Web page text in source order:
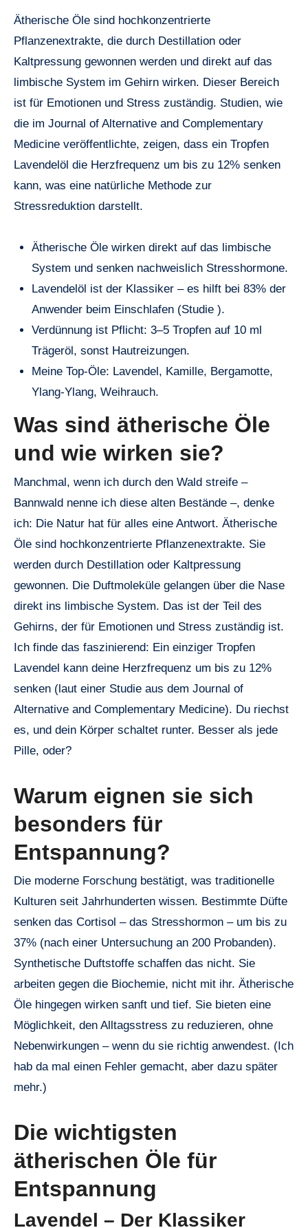
Ätherische Öle sind hochkonzentrierte
Pflanzenextrakte, die durch Destillation oder
Kaltpressung gewonnen werden und direkt auf das
limbische System im Gehirn wirken. Dieser Bereich
ist für Emotionen und Stress zuständig. Studien, wie
die im Journal of Alternative and Complementary
Medicine veröffentlichte, zeigen, dass ein Tropfen
Lavendelöl die Herzfrequenz um bis zu 12% senken
kann, was eine natürliche Methode zur
Stressreduktion darstellt.
Ätherische Öle wirken direkt auf das limbische
System und senken nachweislich Stresshormone.
Lavendelöl ist der Klassiker – es hilft bei 83% der
Anwender beim Einschlafen (Studie ).
Verdünnung ist Pflicht: 3–5 Tropfen auf 10 ml
Trägeröl, sonst Hautreizungen.
Meine Top-Öle: Lavendel, Kamille, Bergamotte,
Ylang-Ylang, Weihrauch.
Was sind ätherische Öle
und wie wirken sie?
Manchmal, wenn ich durch den Wald streife –
Bannwald nenne ich diese alten Bestände –, denke
ich: Die Natur hat für alles eine Antwort. Ätherische
Öle sind hochkonzentrierte Pflanzenextrakte. Sie
werden durch Destillation oder Kaltpressung
gewonnen. Die Duftmoleküle gelangen über die Nase
direkt ins limbische System. Das ist der Teil des
Gehirns, der für Emotionen und Stress zuständig ist.
Ich finde das faszinierend: Ein einziger Tropfen
Lavendel kann deine Herzfrequenz um bis zu 12%
senken (laut einer Studie aus dem Journal of
Alternative and Complementary Medicine). Du riechst
es, und dein Körper schaltet runter. Besser als jede
Pille, oder?
Warum eignen sie sich
besonders für
Entspannung?
Die moderne Forschung bestätigt, was traditionelle
Kulturen seit Jahrhunderten wissen. Bestimmte Düfte
senken das Cortisol – das Stresshormon – um bis zu
37% (nach einer Untersuchung an 200 Probanden).
Synthetische Duftstoffe schaffen das nicht. Sie
arbeiten gegen die Biochemie, nicht mit ihr. Ätherische
Öle hingegen wirken sanft und tief. Sie bieten eine
Möglichkeit, den Alltagsstress zu reduzieren, ohne
Nebenwirkungen – wenn du sie richtig anwendest. (Ich
hab da mal einen Fehler gemacht, aber dazu später
mehr.)
Die wichtigsten
ätherischen Öle für
Entspannung
Lavendel – Der Klassiker